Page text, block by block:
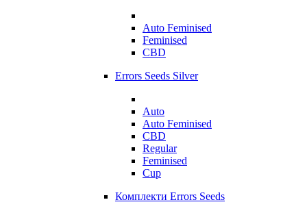
Auto Feminised
Feminised
CBD
Errors Seeds Silver
Auto
Auto Feminised
CBD
Regular
Feminised
Cup
Комплекти Errors Seeds